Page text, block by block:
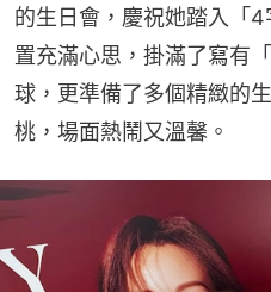
的生日會，慶祝她踏入「
置充滿心思，掛滿了寫有
球，更準備了多個精緻的
桃，場面熱鬧又溫馨。